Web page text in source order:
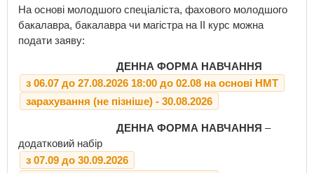
На основі молодшого спеціаліста, фахового молодшого
бакалавра, бакалавра чи магістра на ІІ курс можна
подати заяву:
ДЕННА ФОРМА НАВЧАННЯ
з 06.07 до 27.08.2026 18:00 до 02.08 на основі НМТ
зарахування (не пізніше) - 30.08.2026
ДЕННА ФОРМА НАВЧАННЯ –
додатковий набір
з 07.09 до 30.09.2026